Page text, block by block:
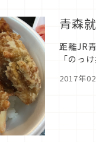
青森
距離JR
「のっ
生魚片
2017年